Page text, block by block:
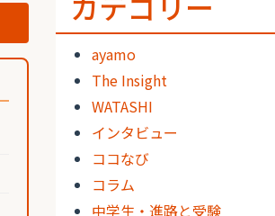
ayamo
The Insight
WATASHI
インタビュー
ココなび
コラム
中学生・進路と受験